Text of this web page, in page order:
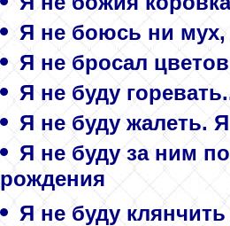
Я не боюсь ни мух,
Я не бросал
Я не буду
Я не буду жалеть.
Я не буду за ним
рождения
Я не буду